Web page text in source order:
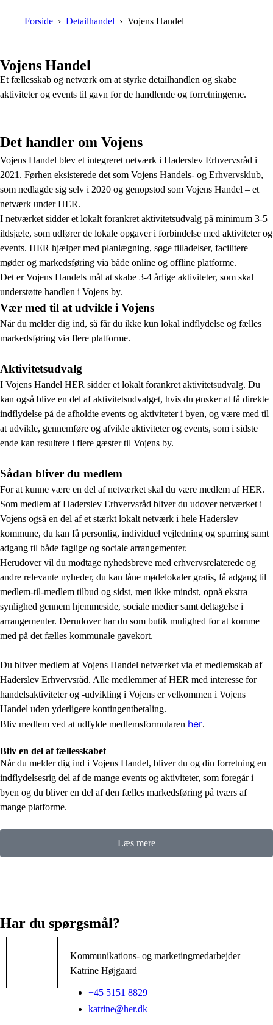
Forside Detailhandel Vojens Handel
Vojens Handel
Et fællesskab og netværk om at styrke detailhandlen og skabe
aktiviteter og events til gavn for de handlende og forretningerne.
Det handler om Vojens
Vojens Handel blev et integreret netværk i Haderslev Erhvervsråd i
2021. Førhen eksisterede det som Vojens Handels- og Erhvervsklub,
som nedlagde sig selv i 2020 og genopstod som Vojens Handel – et
netværk under HER.
I netværket sidder et lokalt forankret aktivitetsudvalg på minimum 3-5
ildsjæle, som udfører de lokale opgaver i forbindelse med aktiviteter og
events. HER hjælper med planlægning, søge tilladelser, facilitere
møder og markedsføring via både online og offline platforme.
Det er Vojens Handels mål at skabe 3-4 årlige aktiviteter, som skal
understøtte handlen i Vojens by.
Vær med til at udvikle i Vojens
Når du melder dig ind, så får du ikke kun lokal indflydelse og fælles
markedsføring via flere platforme.
Aktivitetsudvalg
I Vojens Handel HER sidder et lokalt forankret aktivitetsudvalg. Du
kan også blive en del af aktivitetsudvalget, hvis du ønsker at få direkte
indflydelse på de afholdte events og aktiviteter i byen, og være med til
at udvikle, gennemføre og afvikle aktiviteter og events, som i sidste
ende kan resultere i flere gæster til Vojens by.
Sådan bliver du medlem
For at kunne være en del af netværket skal du være medlem af HER.
Som medlem af Haderslev Erhvervsråd bliver du udover netværket i
Vojens også en del af et stærkt lokalt netværk i hele Haderslev
kommune, du kan få personlig, individuel vejledning og sparring samt
adgang til både faglige og sociale arrangementer.
Herudover vil du modtage nyhedsbreve med erhvervsrelaterede og
andre relevante nyheder, du kan låne mødelokaler gratis, få adgang til
medlem-til-medlem tilbud og sidst, men ikke mindst, opnå ekstra
synlighed gennem hjemmeside, sociale medier samt deltagelse i
arrangementer. Derudover har du som butik mulighed for at komme
med på det fælles kommunale gavekort.
Du bliver medlem af Vojens Handel netværket via et medlemskab af
Haderslev Erhvervsråd. Alle medlemmer af HER med interesse for
handelsaktiviteter og -udvikling i Vojens er velkommen i Vojens
Handel uden yderligere kontingentbetaling.
Bliv medlem ved at udfylde medlemsformularen her.
Bliv en del af fællesskabet
Når du melder dig ind i Vojens Handel, bliver du og din forretning en
indflydelsesrig del af de mange events og aktiviteter, som foregår i
byen og du bliver en del af den fælles markedsføring på tværs af
mange platforme.
Læs mere
Har du spørgsmål?
Kommunikations- og marketingmedarbejder
Katrine Højgaard
+45 5151 8829
katrine@her.dk